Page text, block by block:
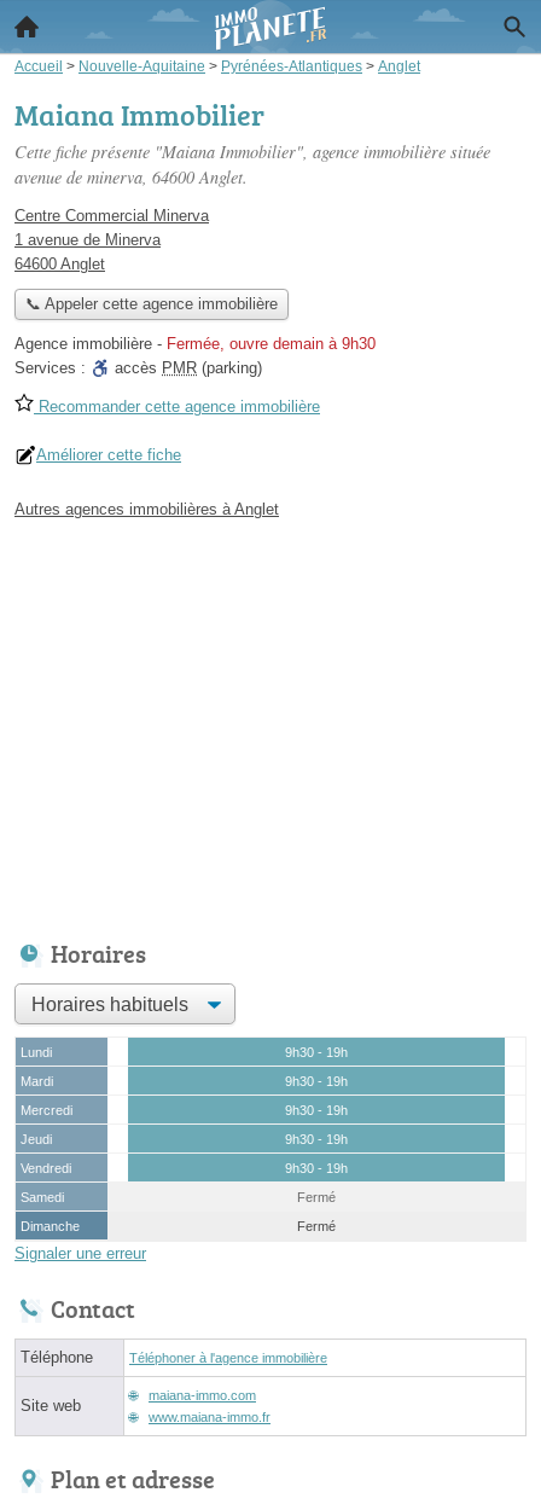
Accueil > Nouvelle-Aquitaine > Pyrénées-Atlantiques > Anglet
Maiana Immobilier
Cette fiche présente "Maiana Immobilier", agence immobilière située
avenue de minerva, 64600 Anglet.
Centre Commercial Minerva
1 avenue de Minerva
64600 Anglet
📞 Appeler cette agence immobilière
Agence immobilière - Fermée, ouvre demain à 9h30
Services :
accès PMR (parking)
Recommander cette agence immobilière
Améliorer cette fiche
Autres agences immobilières à Anglet
Horaires
Lundi
9h30 - 19h
Mardi
9h30 - 19h
Mercredi
9h30 - 19h
Jeudi
9h30 - 19h
Vendredi
9h30 - 19h
Samedi
Fermé
Dimanche
Fermé
Signaler une erreur
Contact
Téléphone Téléphoner à l'agence immobilière
Site web
maiana-immo.com
www.maiana-immo.fr
Plan et adresse